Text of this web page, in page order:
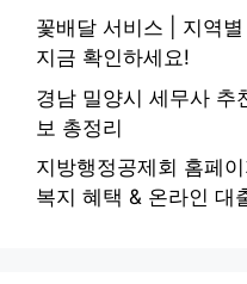
꽃배달 서비스 | 지역
지금 확인하세요!
경남 밀양시 세무사 추
보 총정리
지방행정공제회 홈페
복지 혜택 & 온라인 대